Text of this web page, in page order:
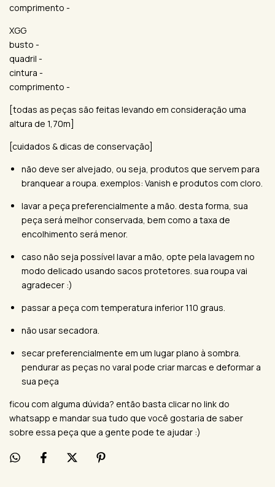
comprimento -
XGG
busto -
quadril -
cintura -
comprimento -
[todas as peças são feitas levando em consideração uma
altura de 1,70m]
[cuidados & dicas de conservação]
não deve ser alvejado, ou seja, produtos que servem para
branquear a roupa. exemplos: Vanish e produtos com cloro.
lavar a peça preferencialmente a mão. desta forma, sua
peça será melhor conservada, bem como a taxa de
encolhimento será menor.
caso não seja possível lavar a mão, opte pela lavagem no
modo delicado usando sacos protetores. sua roupa vai
agradecer :)
passar a peça com temperatura inferior 110 graus.
não usar secadora.
secar preferencialmente em um lugar plano à sombra.
pendurar as peças no varal pode criar marcas e deformar a
sua peça
ficou com alguma dúvida? então basta clicar no link do
whatsapp e mandar sua tudo que você gostaria de saber
sobre essa peça que a gente pode te ajudar :)